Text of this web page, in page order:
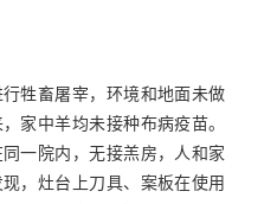
牲畜屠宰，环境和地面未做
家中羊均未接种布病疫苗。
一院内，无接羔房，人和家
，灶台上刀具、案板在使用